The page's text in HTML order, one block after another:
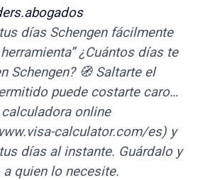
días Schengen fácilmente
¿Cuántos días te
Schengen? 🧭 Saltarte el
puede costarte caro…
online
calculator.com/es) y
días al instante. Guárdalo y
quien lo necesite.